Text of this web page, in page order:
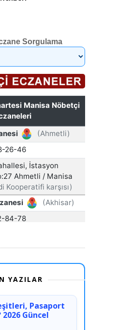
Sorgulama
YAZILAR
Pasaport
2026 Güncel